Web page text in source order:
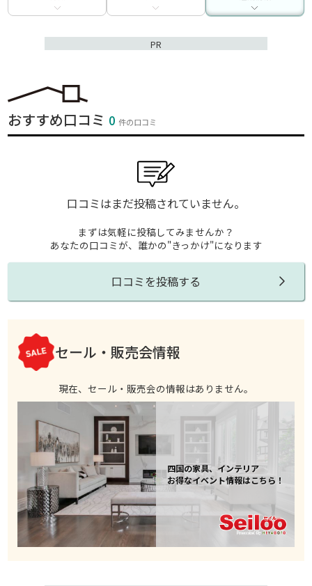
PR
おすすめ口コミ 0件の口コミ
口コミはまだ投稿されていません。
まずは気軽に投稿してみませんか？
あなたの口コミが、誰かの"きっかけ"になります
口コミを投稿する
セール・販売会情報
現在、セール・販売会の情報はありません。
四国の家具、インテリア
お得なイベント情報はこちら！